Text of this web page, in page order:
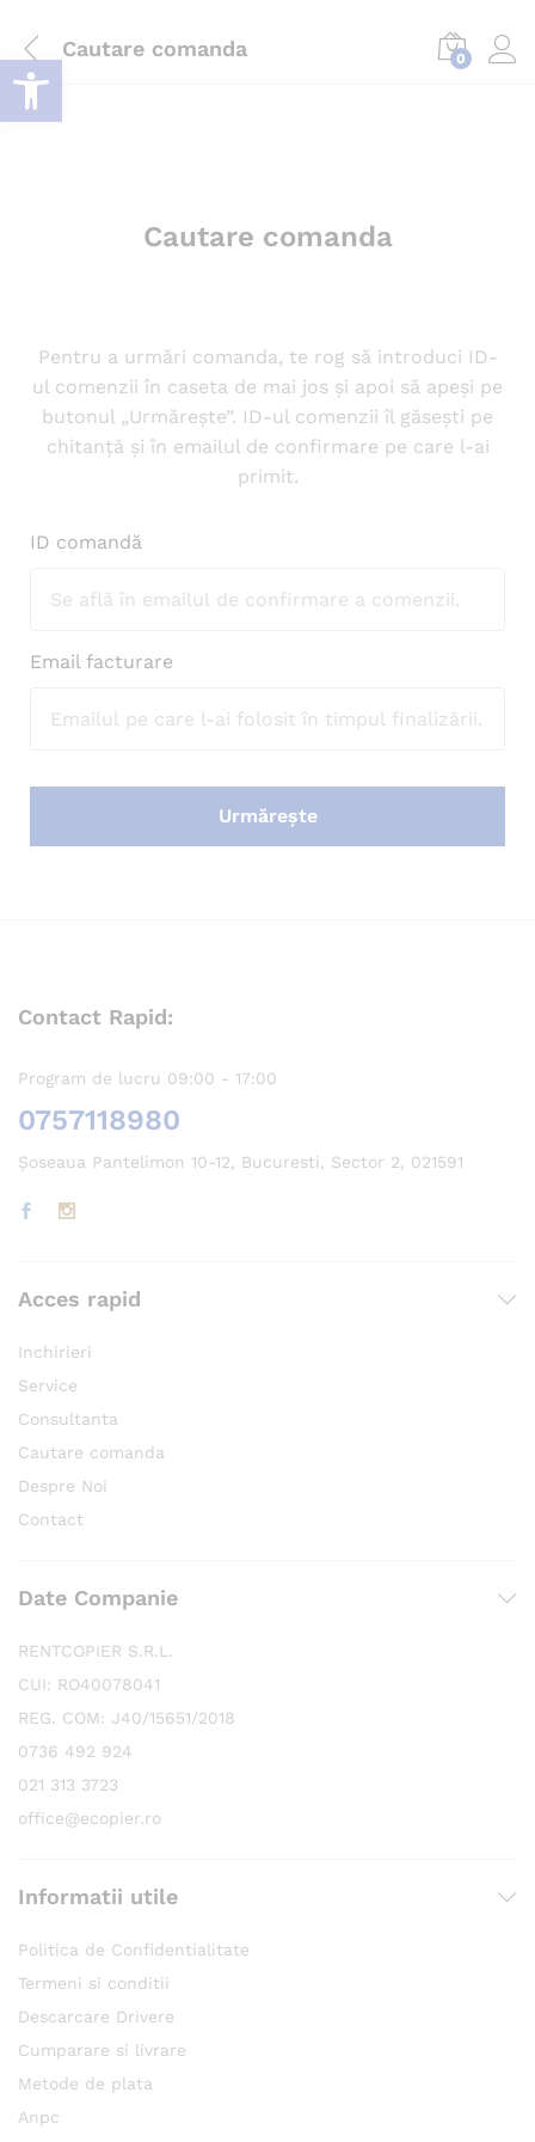
Cautare comanda 0
Cautare comanda
Pentru a urmări comanda, te rog să introduci ID-
ul comenzii în caseta de mai jos și apoi să apeși pe
butonul „Urmărește”. ID-ul comenzii îl găsești pe
chitanță și în emailul de confirmare pe care l-ai
primit.
ID comandă
Email facturare
Urmărește
Contact Rapid:
Program de lucru 09:00 - 17:00
0757118980
Șoseaua Pantelimon 10-12, Bucuresti, Sector 2, 021591
Acces rapid
Inchirieri
Service
Consultanta
Cautare comanda
Despre Noi
Contact
Date Companie
RENTCOPIER S.R.L.
CUI: RO40078041
REG. COM: J40/15651/2018
0736 492 924
021 313 3723
office@ecopier.ro
Informatii utile
Politica de Confidentialitate
Termeni si conditii
Descarcare Drivere
Cumparare si livrare
Metode de plata
Anpc
Deschide bara de unelte